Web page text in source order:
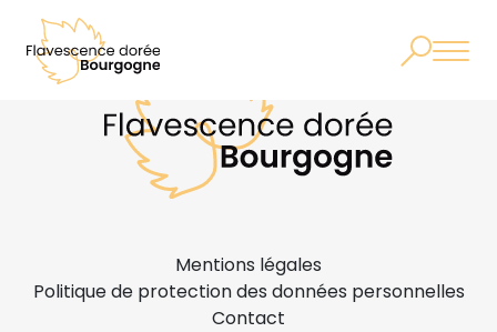
Mentions légales
Politique de protection des données personnelles
Contact